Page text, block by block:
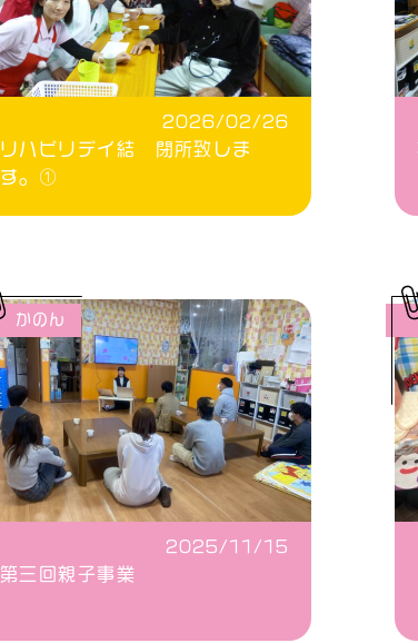
2026/02/26
リハビリデイ結 閉所致しま
す。①
2025/11/15
第三回親子事業
かのん